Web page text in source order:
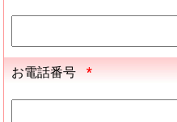
お電話番号 *